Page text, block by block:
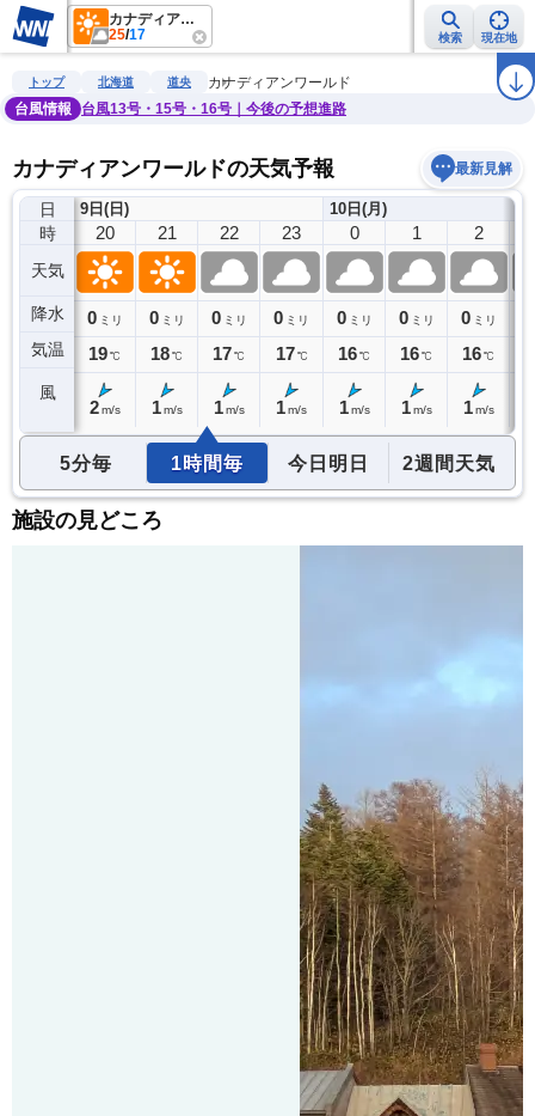
カナディアンワールド
25/17 検索 現在地
雨雲レーダー 台風情報 地震情報 警報・注意報 ラ
トップ 北海道 道央
カナディアンワールド
台風情報
台風13号・15号・16号｜今後の予想進路
カナディアンワールドの天気予報 最新見解
日
時
天気
降水
気温
風
9日(日)
19
0ミリ
20℃
20
0 ミリ
19℃
2 m/s
21
0 ミリ
18℃
1 m/s
22
0 ミリ
17℃
1 m/s
23
0 ミリ
17 ℃
1m/s
10日(月)
0
0 ミリ
16℃
1 m/s
1
0 ミリ
16℃
1 m/s
2
0 ミリ
16℃
1 m/s
5分毎 1時間毎 今日明日 2週間天気
施設の見どころ